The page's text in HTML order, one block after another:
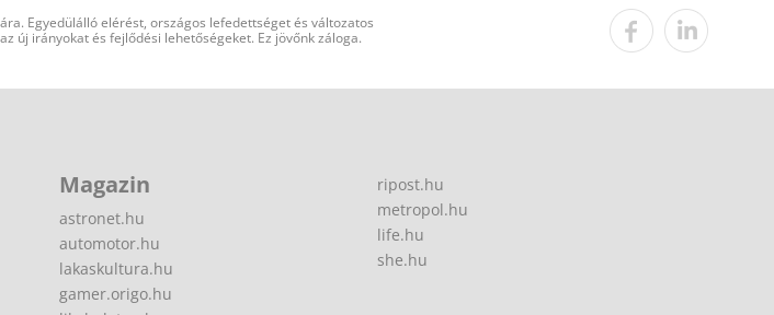
Egyedülálló elérést, országos lefedettséget és változatos
új irányokat és fejlődési lehetőségeket. Ez jövőnk záloga.
Magazin
astronet.hu
automotor.hu
lakaskultura.hu
gamer.origo.hu
ripost.hu
metropol.hu
life.hu
she.hu